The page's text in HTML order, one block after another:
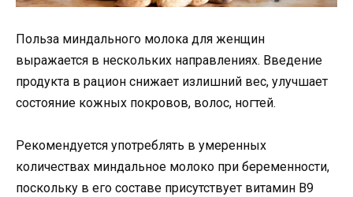
Польза миндального молока для женщин
выражается в нескольких направлениях. Введение
продукта в рацион снижает излишний вес, улучшает
состояние кожных покровов, волос, ногтей.
Рекомендуется употреблять в умеренных
количествах миндальное молоко при беременности,
поскольку в его составе присутствует витамин B9